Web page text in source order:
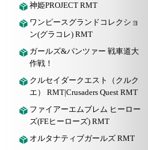
神姫PROJECT RMT
ワンピースグランドコレクショ
ン(グラコレ) RMT
ガールズ&パンツァー 戦車道大
作戦！
クルセイダークエスト（クルク
エ） RMT|Crusaders Quest RMT
ファイアーエムブレム ヒーロー
ズ(FEヒーローズ) RMT
オルタナティブガールズ RMT